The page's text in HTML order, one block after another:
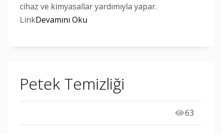
cihaz ve kimyasallar yardımıyla yapar.
LinkDevamını Oku
Petek Temizliği
63